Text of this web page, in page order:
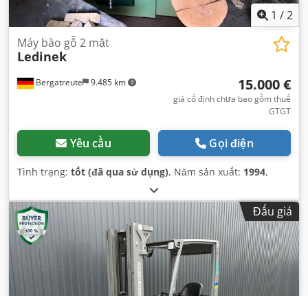
1 /2
Bergatreute 9.485 km
Máy bào gỗ 2 mặt
Ledinek
15.000 €
giá cố định chưa bao gồm thuế
GTGT
Yêu cầu Gọi điện
Tình trạng: tốt (đã qua sử dụng), Năm sản xuất: 1994,
Đấu giá